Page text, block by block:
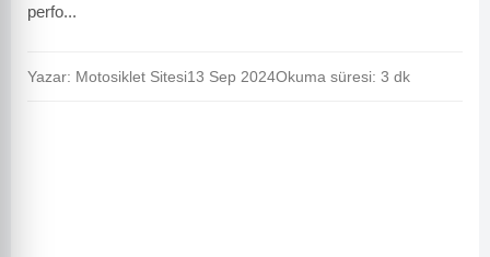
perfo...
Yazar: Motosiklet Sitesi13 Sep 2024Okuma süresi: 3 dk